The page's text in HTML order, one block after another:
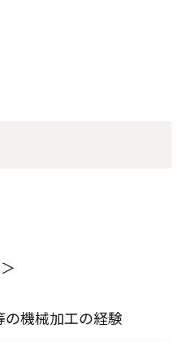
の機械加工の経験